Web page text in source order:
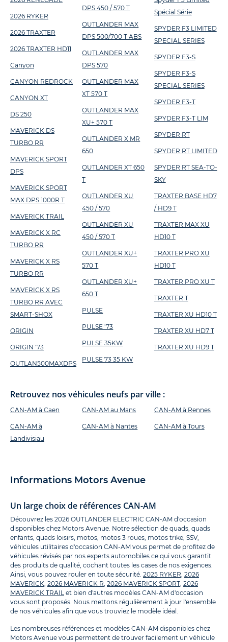
2026 RYKER
2026 TRAXTER
2026 TRAXTER HD11
Canyon
CANYON REDROCK
CANYON XT
DS 250
MAVERICK DS
TURBO RR
MAVERICK SPORT
DPS
MAVERICK SPORT
MAX DPS 1000R T
MAVERICK TRAIL
MAVERICK X RC
TURBO RR
MAVERICK X RS
TURBO RR
MAVERICK X RS
TURBO RR AVEC
SMART-SHOX
ORIGIN
ORIGIN '73
OUTLAN500MAXDPS
DPS 450 / 570 T
OUTLANDER MAX
DPS 500/700 T ABS
OUTLANDER MAX
DPS 570
OUTLANDER MAX
XT 570 T
OUTLANDER MAX
XU+ 570 T
OUTLANDER X MR
650
OUTLANDER XT 650
T
OUTLANDER XU
450 / 570
OUTLANDER XU
450 / 570 T
OUTLANDER XU+
570 T
OUTLANDER XU+
650 T
PULSE
PULSE '73
PULSE 35KW
PULSE 73 35 KW
Spécial Série
SPYDER F3 LIMITED
SPECIAL SERIES
SPYDER F3-S
SPYDER F3-S
SPECIAL SERIES
SPYDER F3-T
SPYDER F3-T LIM
SPYDER RT
SPYDER RT LIMITED
SPYDER RT SEA-TO-
SKY
TRAXTER BASE HD7
/ HD9 T
TRAXTER MAX XU
HD10 T
TRAXTER PRO XU
HD10 T
TRAXTER PRO XU T
TRAXTER T
TRAXTER XU HD10 T
TRAXTER XU HD7 T
TRAXTER XU HD9 T
Retrouvez nos véhicules neufs par ville :
CAN-AM à Caen
CAN-AM à
Landivisiau
CAN-AM au Mans
CAN-AM à Nantes
CAN-AM à Rennes
CAN-AM à Tours
Informations Motors Avenue
Un large choix de références CAN-AM
Découvrez les 2026 OUTLANDER ELECTRIC CAN-AM d'occasion
disponibles chez Motors Avenue. Notre sélection de quads, quads
enfants, quads loisirs, motos, motos 3 roues, motos trike, SSV,
véhicules utilitaires d'occasion CAN-AM vous permet de profitez de
véhicules révisés par nos experts automobiles ce qui vous garantit
des produits de qualité, cochant toutes les cases de nos exigences.
Ainsi, vous pouvez rouler en toute sécurité. 2025 RYKER 2026
MAVERICK 2026 MAVERICK R 2026 MAVERICK SPORT 2026
MAVERICK TRAIL et bien d'autres modèles CAN-AM d'occasion
vous sont proposés. Nous mettons régulièrement à jour l'ensemble
de nos véhicules afin que vous trouviez le modèle idéal.
Les nombreuses références et modèles CAN-AM disponibles chez
Motors Avenue vous permettent de trouver facilement un véhicule